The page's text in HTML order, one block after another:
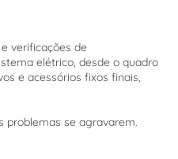
verificações de
elétrico, desde o quadro
e acessórios fixos finais,
problemas se agravarem.